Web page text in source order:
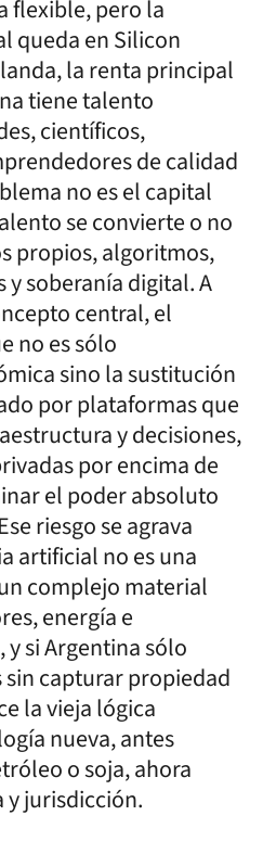
flexible, pero la
queda en Silicon
la renta principal
tiene talento
científicos,
de calidad
no es el capital
se convierte o no
propios, algoritmos,
y soberanía digital. A
central, el
no es sólo
sino la sustitución
por plataformas que
y decisiones,
por encima de
el poder absoluto
riesgo se agrava
artificial no es una
complejo material
energía e
si Argentina sólo
capturar propiedad
la vieja lógica
nueva, antes
o soja, ahora
y jurisdicción.